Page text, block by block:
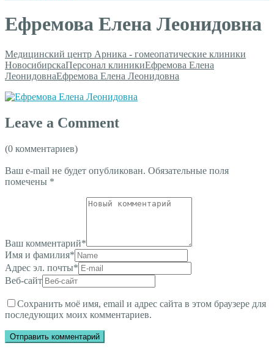
Ефремова Елена Леонидовна
Медицинский центр Арника - гомеопатические клиники
НовосибирскаПерсонал клиникиЕфремова Елена
ЛеонидовнаЕфремова Елена Леонидовна
Leave a Comment
(0 комментариев)
Ваш e-mail не будет опубликован. Обязательные поля
помечены *
Ваш комментарий*
Имя и фамилия*
Адрес эл. почты*
Веб-сайт
Сохранить моё имя, email и адрес сайта в этом браузере для
последующих моих комментариев.